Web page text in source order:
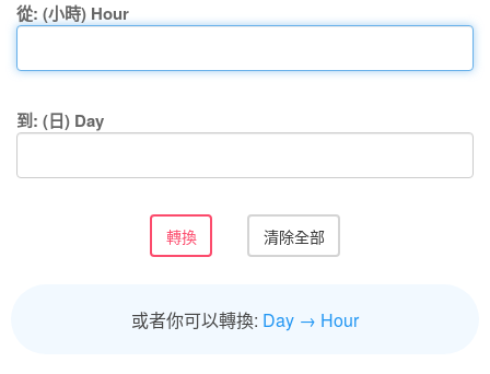
從: (小時) Hour
到: (日) Day
或者你可以轉換: Day → Hour